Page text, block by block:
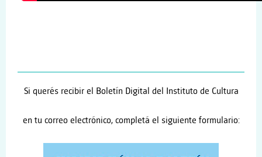
Si querés recibir el Boletín Digital del Instituto de Cultura
en tu correo electrónico, completá el siguiente formulario: